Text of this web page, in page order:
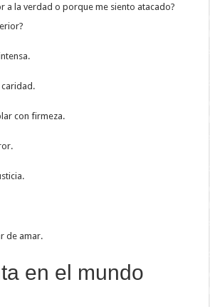
a la verdad o porque me siento atacado?
caridad.
con firmeza.
de amar.
en el mundo